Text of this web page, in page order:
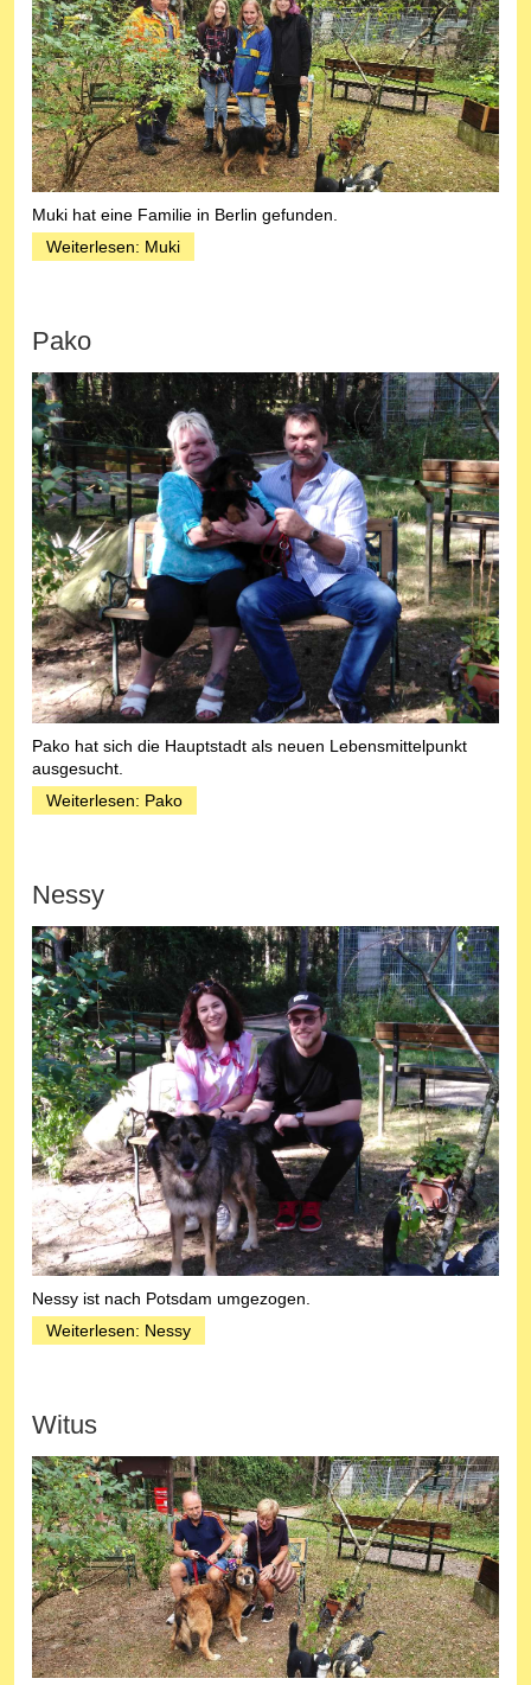
Muki hat eine Familie in Berlin gefunden.
Weiterlesen: Muki
Pako
Pako hat sich die Hauptstadt als neuen Lebensmittelpunkt
ausgesucht.
Weiterlesen: Pako
Nessy
Nessy ist nach Potsdam umgezogen.
Weiterlesen: Nessy
Witus